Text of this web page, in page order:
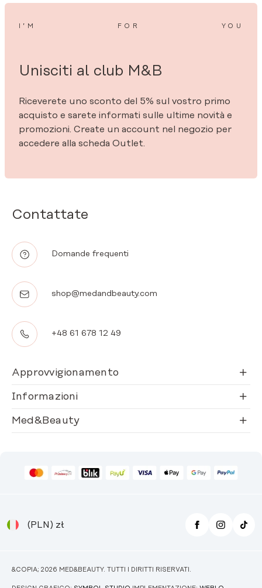
Contattate
Domande frequenti
shop@medandbeauty.com
+48 61 678 12 49
Approvvigionamento
Informazioni
Med&Beauty
I’M FOR YOU
Unisciti al club M&B
Riceverete uno sconto del 5% sul vostro primo
acquisto e sarete informati sulle ultime novità e
promozioni. Create un account nel negozio per
accedere alla scheda Outlet.
(PLN) zł
&COPIA; 2026 MED&BEAUTY. TUTTI I DIRITTI RISERVATI.